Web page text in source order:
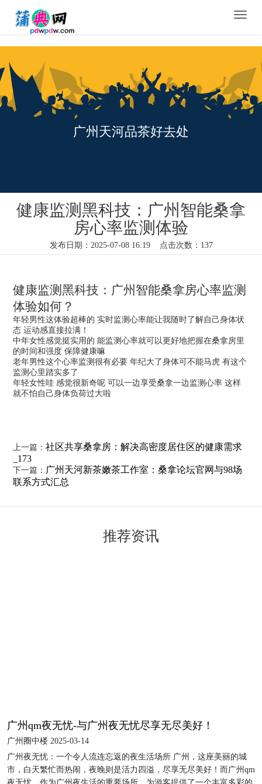
Toggle
广州天河品茶好去处
健康监测黑科技：广州智能桑拿
房心率监测体验
发布日期：2025-07-08 16:19 点击次数：137
健康监测黑科技：广州智能桑拿房心率监测
体验如何？
年轻男性这体验超棒的 实时监测心率能让我随时了解自己身体状
态 运动感直接拉满！
中年女性感觉挺实用的 能监测心率就可以更好地把握在桑拿房里
的时间和强度 保障健康嘛
老年男性这个心率监测很有必要 年纪大了身体可不能马虎 有这个
监测心里踏实多了
年轻女性哇 感觉很新奇呢 可以一边享受桑拿一边监测心率 这样
就不怕自己身体负荷过大啦
上一篇：社区共享桑拿房：解决高密度居住区的健康需求
_173
下一篇： 广州天河新茶嫩茶工作室：桑拿论坛官网与98场
联系方式汇总
推荐资讯
广州qm夜无忧-与广州夜无忧尽享无尽美好！
广州圈中楼 2025-03-14
广州夜无忧：一个令人流连忘返的夜生活场所 广州，这座美丽的城
市，白天繁忙而热闹，夜晚则是活力四溢，尽享无尽美好！而广州qm